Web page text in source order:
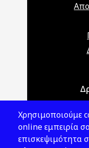
Main
Χρησιμοποιούμε
online εμπειρία
επισκεψιμότητα